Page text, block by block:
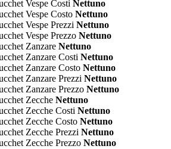
Vespe Costi Nettuno
Vespe Costo Nettuno
Vespe Prezzi Nettuno
Vespe Prezzo Nettuno
Zanzare Nettuno
Zanzare Costi Nettuno
Zanzare Costo Nettuno
Zanzare Prezzi Nettuno
Zanzare Prezzo Nettuno
Zecche Nettuno
Zecche Costi Nettuno
Zecche Costo Nettuno
Zecche Prezzi Nettuno
Zecche Prezzo Nettuno